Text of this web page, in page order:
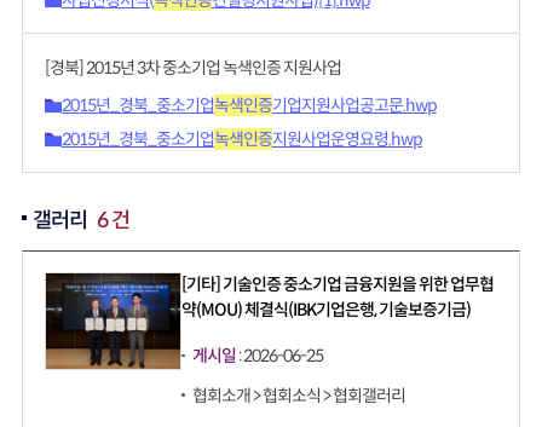
[경북] 2015년 3차 중소기업 녹색인증 지원사업
2015년_경북_중소기업녹색인증기업지원사업공고문.hwp
2015년_경북_중소기업녹색인증지원사업운영요령.hwp
갤러리 6 건
[기타] 기술인증 중소기업 금융지원을 위한 업무협
약(MOU) 체결식(IBK기업은행, 기술보증기금)
게시일 : 2026-06-25
협회소개 > 협회소식 > 협회갤러리